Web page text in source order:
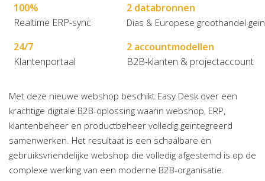
100%
Realtime ERP-sync
2 databronnen
Dias & Europese groothandel
24/7
Klantenportaal
2 accountmodellen
B2B-klanten & projectaccount
Met deze nieuwe webshop beschikt Easy Desk over een
krachtige digitale B2B-oplossing waarin webshop, ERP,
klantenbeheer en productbeheer volledig geïntegreerd
samenwerken. Het resultaat is een schaalbare en
gebruiksvriendelijke webshop die volledig afgestemd is op de
complexe werking van een moderne B2B-organisatie.